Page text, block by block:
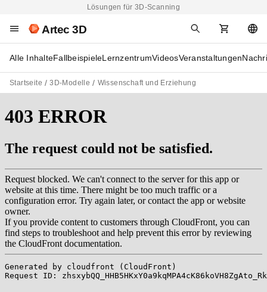
Lösungen für 3D-Scanning
Artec 3D
Alle InhalteFallbeispieleLernzentrumVideosVeranstaltungen
Startseite 3D-Modelle Wissenschaft und Erziehung